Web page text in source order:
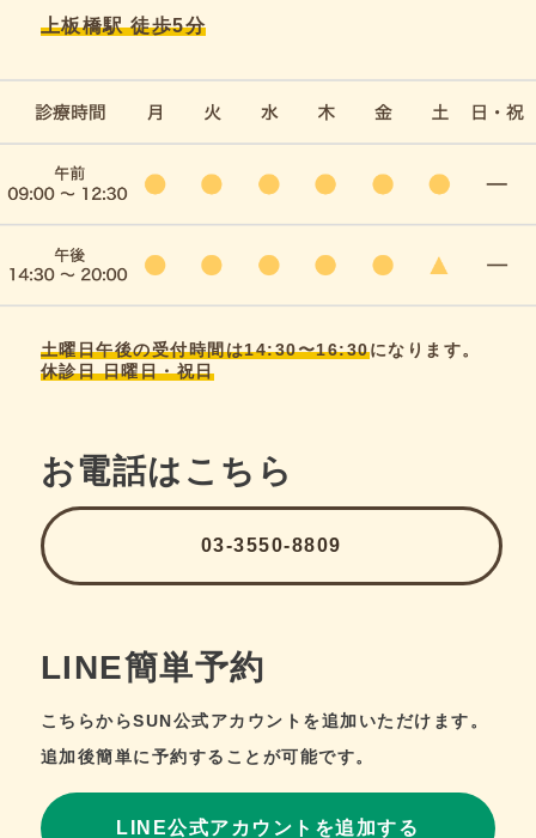
上板橋駅 徒歩5分
土曜日午後の受付時間は14:30〜16:30になります。
休診日 日曜日・祝日
お電話はこちら
03-3550-8809
LINE簡単予約
こちらからSUN公式アカウントを追加いただけます。
追加後簡単に予約することが可能です。
LINE公式アカウントを追加する